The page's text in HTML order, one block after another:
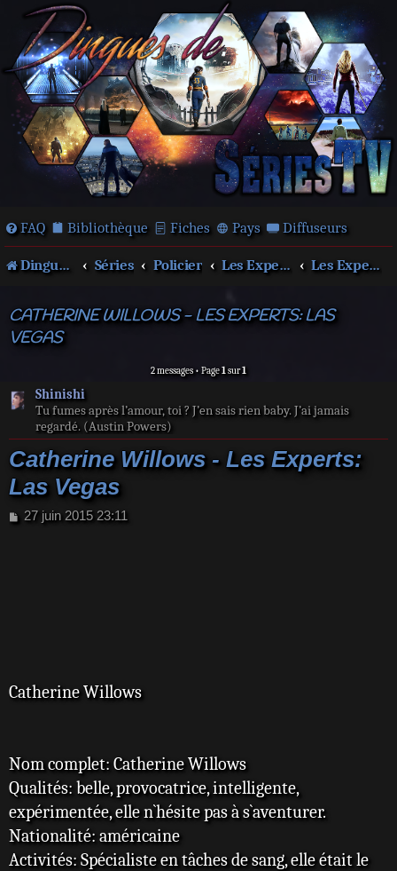
FAQ Bibliothèque Fiches Pays Diffuseurs
Dingues de séries télé ! Séries Policier Les Experts Les Experts : Las Vegas
CATHERINE WILLOWS - LES EXPERTS: LAS
VEGAS
2 messages • Page1sur1
Shinishi
Tu fumes après l’amour, toi ? J’en sais rien baby. J’ai jamais
regardé. (Austin Powers)
Catherine Willows - Les Experts:
Las Vegas
M
27 juin 2015 23:11
Catherine Willows
Nom complet: Catherine Willows
Qualités: belle, provocatrice, intelligente,
expérimentée, elle n`hésite pas à s`aventurer.
Nationalité: américaine
Activités: Spécialiste en tâches de sang, elle était le